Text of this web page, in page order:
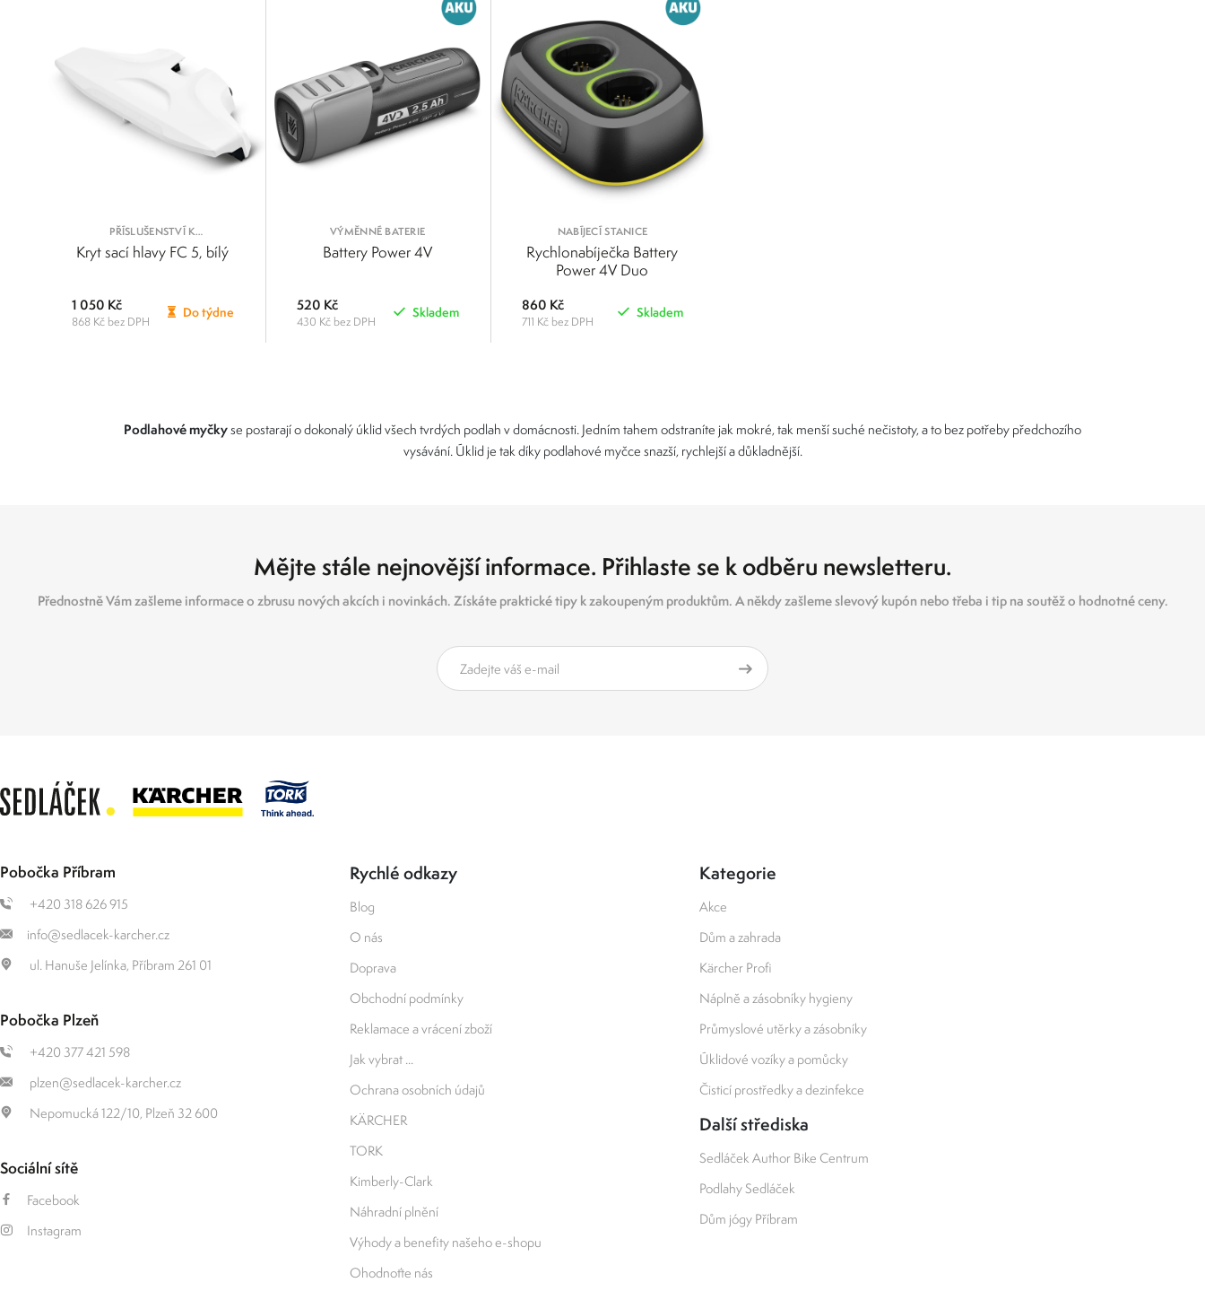
PŘÍSLUŠENSTVÍ K
PODLAHOVÝM MYČKÁM
Kryt sací hlavy FC 5, bílý
1 050 Kč
868 Kč bez DPH
Do týdne
VÝMĚNNÉ BATERIE
Battery Power 4V
520 Kč
430 Kč bez DPH
Skladem
NABÍJECÍ STANICE
Rychlonabíječka Battery
Power 4V Duo
860 Kč
711 Kč bez DPH
Skladem
Podlahové myčkyse postarají o dokonalý úklid všech tvrdých podlah v domácnosti. Jedním tahem odstraníte jak mokré, tak menší suché nečistoty, a to bez potřeby předchozího
vysávání. Úklid je tak díky podlahové myčce snazší, rychlejší a důkladnější.
Mějte stále nejnovější informace. Přihlaste se k odběru newsletteru.
Přednostně Vám zašleme informace o zbrusu nových akcích i novinkách. Získáte praktické tipy k zakoupeným produktům. A někdy zašleme slevový kupón nebo třeba i tip na soutěž o hodnotné ceny.
Pobočka Příbram
+420 318 626 915
info@sedlacek-karcher.cz
ul. Hanuše Jelínka, Příbram 261 01
Pobočka Plzeň
+420 377 421 598
plzen@sedlacek-karcher.cz
Nepomucká 122/10, Plzeň 32 600
Sociální sítě
Facebook
Instagram
Rychlé odkazy
Blog
O nás
Doprava
Obchodní podmínky
Reklamace a vrácení zboží
Jak vybrat ...
Ochrana osobních údajů
KÄRCHER
TORK
Kimberly-Clark
Náhradní plnění
Výhody a benefity našeho e-shopu
Ohodnoťte nás
Kategorie
Akce
Dům a zahrada
Kärcher Profi
Náplně a zásobníky hygieny
Průmyslové utěrky a zásobníky
Úklidové vozíky a pomůcky
Čisticí prostředky a dezinfekce
Další střediska
Sedláček Author Bike Centrum
Podlahy Sedláček
Dům jógy Příbram